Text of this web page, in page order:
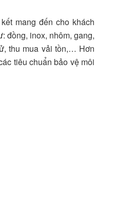
mang đến cho khách
đồng, inox, nhôm, gang,
thu mua vải tồn,… Hơn
tiêu chuẩn bảo vệ môi